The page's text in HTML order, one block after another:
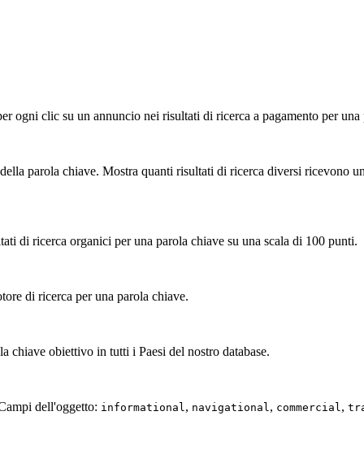
ogni clic su un annuncio nei risultati di ricerca a pagamento per
parola chiave. Mostra quanti risultati di ricerca diversi ricevono
di ricerca organici per una parola chiave su una scala di 100 punti.
di ricerca per una parola chiave.
chiave obiettivo in tutti i Paesi del nostro database.
dell'oggetto: informational, navigational, commercial,